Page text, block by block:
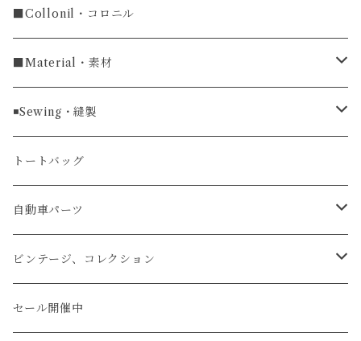
ラグ幅20mm
ラグ幅22mm
ラグ幅24mm
ラウンドファスナー長財布
小銭入れ
キーケース
時計ベルト
マネークリップ
腕時計
カードケース
マウスパッド
コインケース
キーホルダー
キーケース
コインケース
キーホルダー
ライターケース
レザーウォッチ
文字盤Mサイズ（φ33mm）
文字盤Sサイズ（φ26mm）
レザーウォレット
ロング
ショート
タバコケース
カードケース
■Collonil・コロニル
■Material・素材
クロコダイル
パイソン
リザード
エレファント
ガルーシャ（エイ）
◾️Sewing・縫製
ハンドステッチ（手縫い）仕立て
ミシンステッチ仕立て
トートバッグ
自動車パーツ
ステアリング
シフトノブ
ビンテージ、コレクション
ウッドキーホルダー
セール開催中